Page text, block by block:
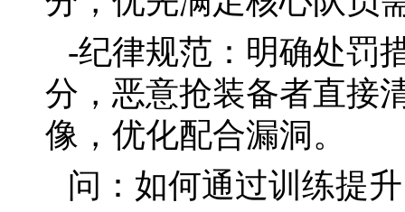
-纪律规范：明确处罚
分，恶意抢装备者直接
像，优化配合漏洞。
问：如何通过训练提